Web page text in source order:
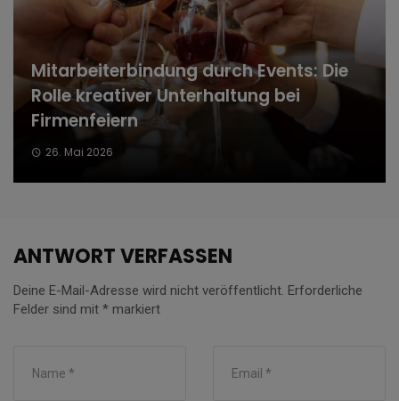
Mitarbeiterbindung durch Events: Die
Rolle kreativer Unterhaltung bei
Firmenfeiern
26. Mai 2026
ANTWORT VERFASSEN
Deine E-Mail-Adresse wird nicht veröffentlicht. Erforderliche
Felder sind mit * markiert